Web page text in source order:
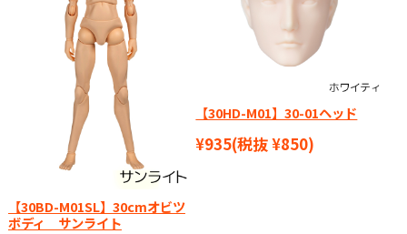
【30BD-M01SL】30cmオビツ
ボディ サンライト
【30HD-M01】30-01ヘッド
¥935(税抜 ¥850)